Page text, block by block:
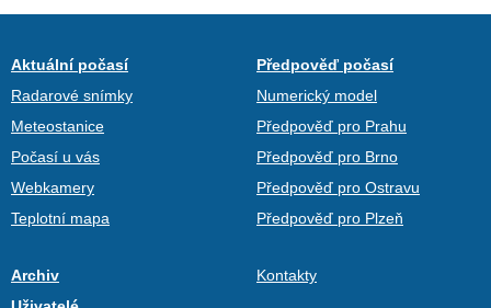
Aktuální počasí
Radarové snímky
Meteostanice
Počasí u vás
Webkamery
Teplotní mapa
Předpověď počasí
Numerický model
Předpověď pro Prahu
Předpověď pro Brno
Předpověď pro Ostravu
Předpověď pro Plzeň
Archiv
Kontakty